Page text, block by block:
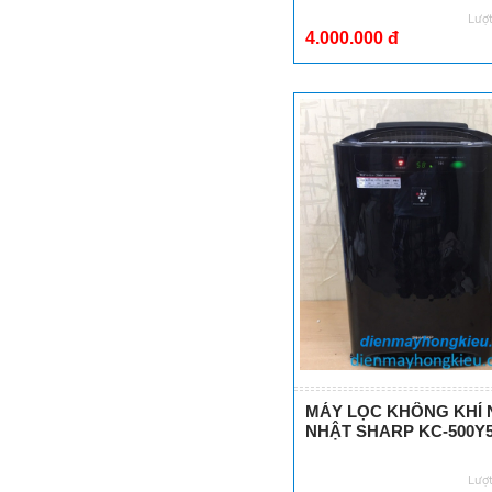
4.000.000 đ
MÁY LỌC KHÔNG KHÍ
NHẬT SHARP KC-